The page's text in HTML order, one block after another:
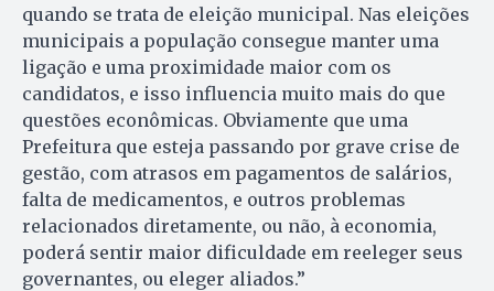
quando se trata de eleição municipal. Nas eleições
municipais a população consegue manter uma
ligação e uma proximidade maior com os
candidatos, e isso influencia muito mais do que
questões econômicas. Obviamente que uma
Prefeitura que esteja passando por grave crise de
gestão, com atrasos em pagamentos de salários,
falta de medicamentos, e outros problemas
relacionados diretamente, ou não, à economia,
poderá sentir maior dificuldade em reeleger seus
governantes, ou eleger aliados.”